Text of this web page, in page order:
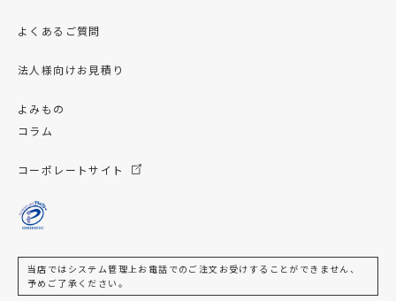
よくあるご質問
法人様向けお見積り
よみもの
コラム
コーポレートサイト
当店ではシステム管理上お電話でのご注文お受けすることができません、
予めご了承ください。